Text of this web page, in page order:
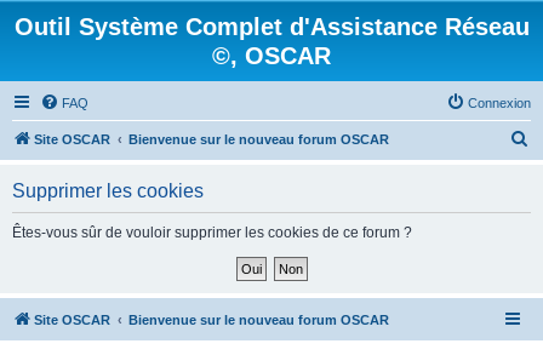
Outil Système Complet d'Assistance Réseau
©, OSCAR
FAQ Connexion
Site OSCAR Bienvenue sur le nouveau forum OSCAR
h
Supprimer les cookies
Êtes-vous sûr de vouloir supprimer les cookies de ce forum ?
Site OSCAR Bienvenue sur le nouveau forum OSCAR